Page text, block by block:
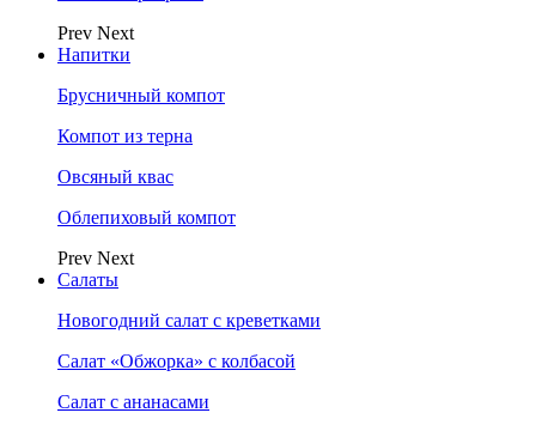
Prev Next
Напитки
Брусничный компот
Компот из терна
Овсяный квас
Облепиховый компот
Prev Next
Салаты
Новогодний салат с креветками
Салат «Обжорка» с колбасой
Салат с ананасами